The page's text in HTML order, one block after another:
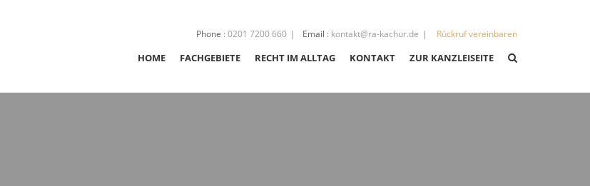
Phone : 0201 7200 660 Email : kontakt@ra-kachur.de Rückruf vereinbaren
HOME FACHGEBIETE RECHT IM ALLTAG KONTAKT ZUR KANZLEISEITE